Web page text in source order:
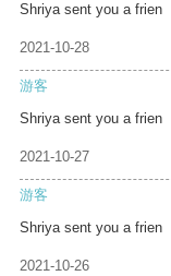
Shriya sent you a frien
2021-10-28
游客
Shriya sent you a frien
2021-10-27
游客
Shriya sent you a frien
2021-10-26